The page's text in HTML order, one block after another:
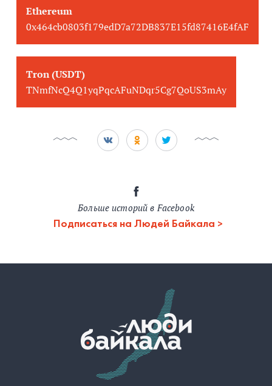
Ethereum
0x464cb0803f179edD7a72DB837E15fd87416E4fAF
Tron (USDT)
TNmfNcQ4Q1yqPqcAFuNDqr5Cg7QoUS3mAy
Больше историй в Facebook
Подписаться на Людей Байкала